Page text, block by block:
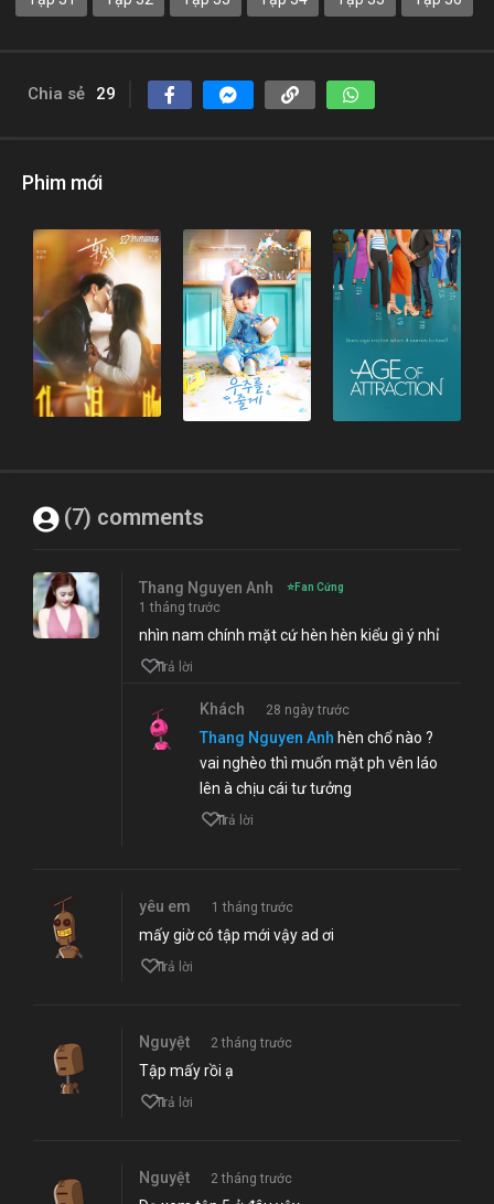
Chia sẻ 29
Phim mới
(7) comments
Thang Nguyen Anh ⭐Fan Cứng
1 tháng trước
nhìn nam chính mặt cứ hèn hèn kiểu gì ý nhỉ
1
Trả lời
Khách 28 ngày trước
Thang Nguyen Anh hèn chổ nào ?
vai nghèo thì muốn mặt ph vên láo
lên à chịu cái tư tưởng
1
Trả lời
yêu em 1 tháng trước
mấy giờ có tập mới vậy ad ơi
1
Trả lời
Nguyệt 2 tháng trước
Tập mấy rồi ạ
1
Trả lời
Nguyệt 2 tháng trước